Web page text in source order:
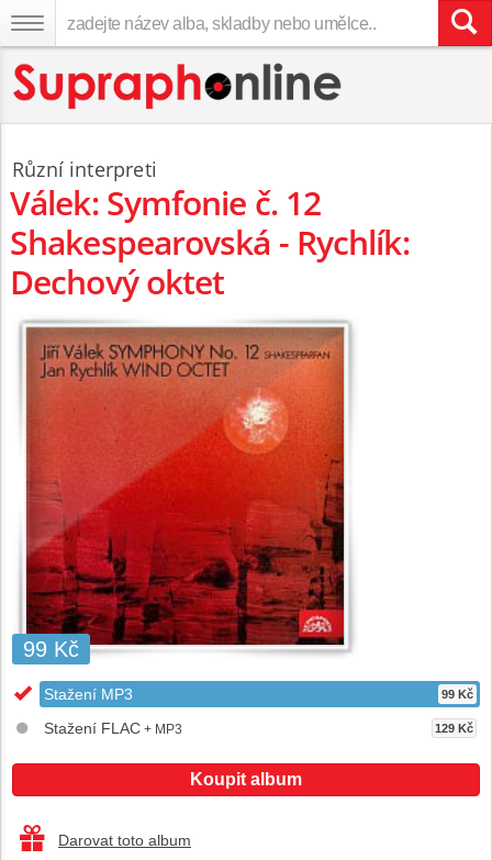
Různí interpreti
Válek: Symfonie č. 12
Shakespearovská - Rychlík:
Dechový oktet
99 Kč
Stažení MP3 99 Kč
Stažení FLAC + MP3 129 Kč
Koupit album
Darovat toto album